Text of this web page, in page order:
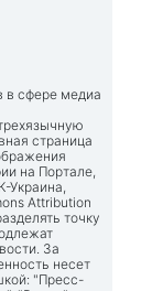
в сфере медиа
страница
на Портале,
Украина,
Attribution
точку
За
несет
"Пресс-